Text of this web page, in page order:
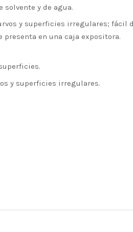
solvente y de agua.
y superficies irregulares; fácil
presenta en una caja expositora.
y superficies irregulares.